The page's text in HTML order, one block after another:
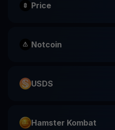
Price
Notcoin
USDS
Hamster Kombat